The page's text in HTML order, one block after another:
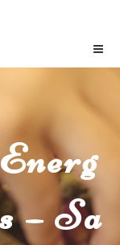
– Sa